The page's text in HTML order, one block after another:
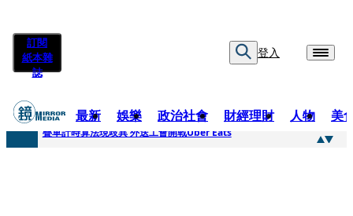
訂閱
紙本雜
誌
登入
最新 娛樂 政治社會 財經理財 人物 美
快訊
疊單計時算法現歧異 外送工會開戰Uber Eats